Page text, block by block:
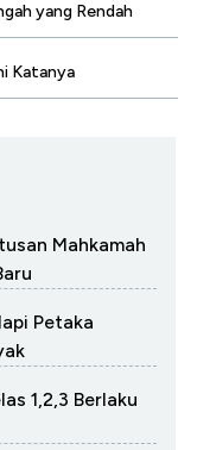
yang Rendah
Katanya
Mahkamah
Petaka
1,2,3 Berlaku